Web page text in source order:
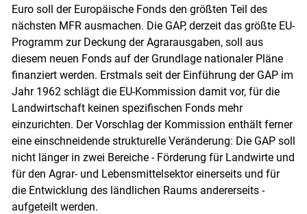
Skip to main content
Euro soll der Europäische Fonds den größten Teil des
nächsten MFR ausmachen. Die GAP, derzeit das größte EU-
Programm zur Deckung der Agrarausgaben, soll aus
diesem neuen Fonds auf der Grundlage nationaler Pläne
finanziert werden. Erstmals seit der Einführung der GAP im
Jahr 1962 schlägt die EU-Kommission damit vor, für die
Landwirtschaft keinen spezifischen Fonds mehr
einzurichten. Der Vorschlag der Kommission enthält ferner
eine einschneidende strukturelle Veränderung: Die GAP soll
nicht länger in zwei Bereiche - Förderung für Landwirte und
für den Agrar- und Lebensmittelsektor einerseits und für
die Entwicklung des ländlichen Raums andererseits -
aufgeteilt werden.